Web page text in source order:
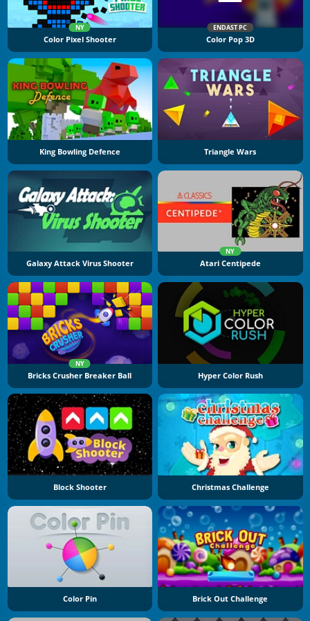
NY
Color Pixel Shooter
ENDAST PC
Color Pop 3D
King Bowling Defence Triangle Wars
Galaxy Attack Virus Shooter
NY
Atari Centipede
NY
Bricks Crusher Breaker Ball Hyper Color Rush
Block Shooter Christmas Challenge
Color Pin Brick Out Challenge